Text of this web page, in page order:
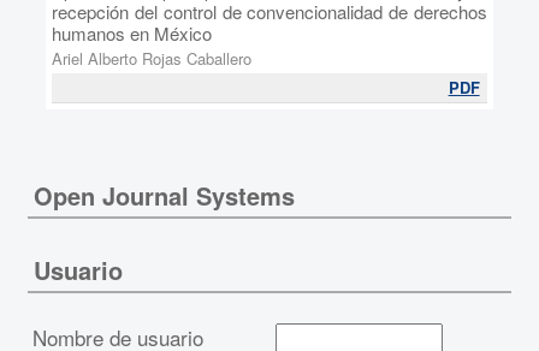
recepción del control de convencionalidad de derechos
humanos en México
Ariel Alberto Rojas Caballero
PDF
Open Journal Systems
Usuario
Nombre de usuario